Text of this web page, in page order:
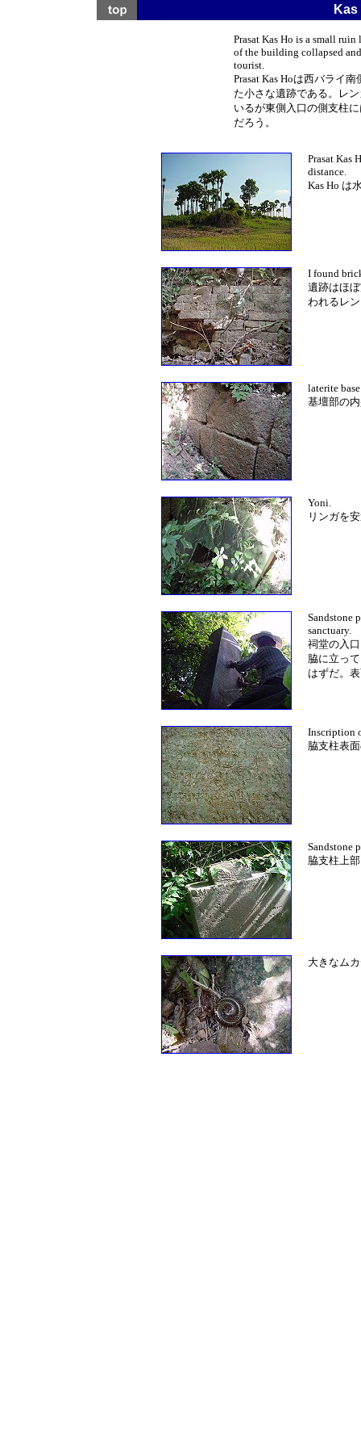
Prasat Kas Ho is a small
of the building collapsed
tourist.
Prasat Kas Hoは西バライ
た小さな遺跡である。レ
いるが東側入口の側支柱
だろう。
Prasat Kas
distance.
Kas Ho は
I found
遺跡はほ
われるレ
laterite
基壇部の
Yoni.
リンガを
Sandstone
sanctuary.
祠堂の入
脇に立っ
はずだ。
Inscription
脇支柱表
Sandstone
脇支柱上
大きなム